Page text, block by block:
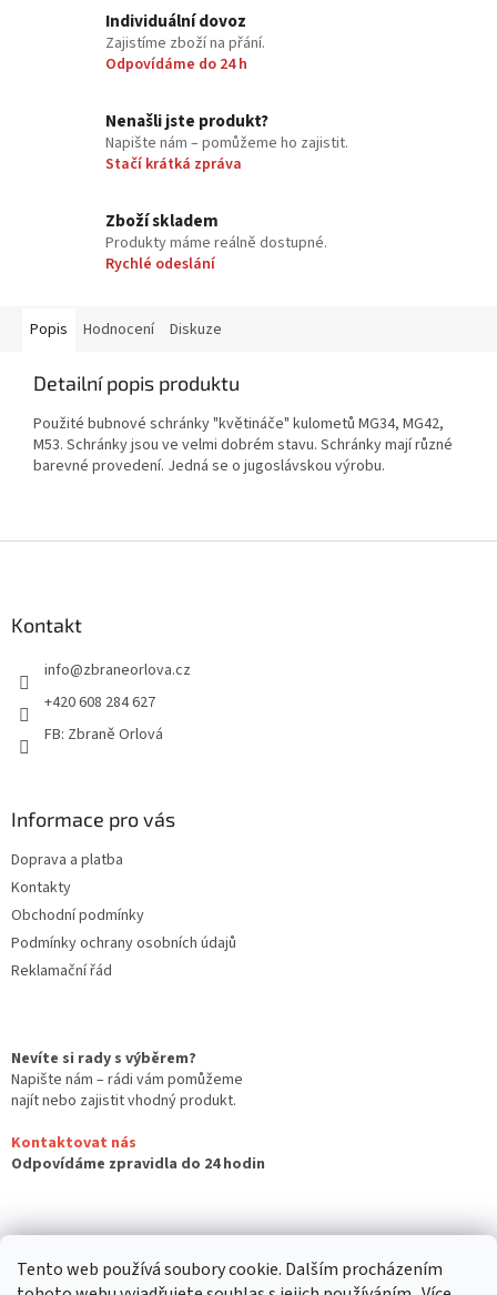
Tento web používá soubory cookie. Dalším procházením
Individuální dovoz
Zajistíme zboží na přání.
Odpovídáme do 24 h
Nenašli jste produkt?
Napište nám – pomůžeme ho zajistit.
Stačí krátká zpráva
Zboží skladem
Produkty máme reálně dostupné.
Rychlé odeslání
Popis Hodnocení Diskuze
Detailní popis produktu
Použité bubnové schránky "květináče" kulometů MG34, MG42,
M53. Schránky jsou ve velmi dobrém stavu. Schránky mají různé
barevné provedení. Jedná se o jugoslávskou výrobu.
Kontakt
info@zbraneorlova.cz
+420 608 284 627
FB: Zbraně Orlová
Informace pro vás
Doprava a platba
Kontakty
Obchodní podmínky
Podmínky ochrany osobních údajů
Reklamační řád
Nevíte si rady s výběrem?
Napište nám – rádi vám pomůžeme
najít nebo zajistit vhodný produkt.
Kontaktovat nás
Odpovídáme zpravidla do 24 hodin